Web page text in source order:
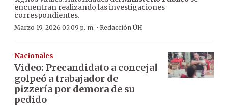
encuentran realizando las investigaciones
correspondientes.
Marzo 19, 2026 05:09 p. m. · Redacción ÚH
Nacionales
Video: Precandidato a concejal
golpeó a trabajador de
pizzería por demora de su
pedido